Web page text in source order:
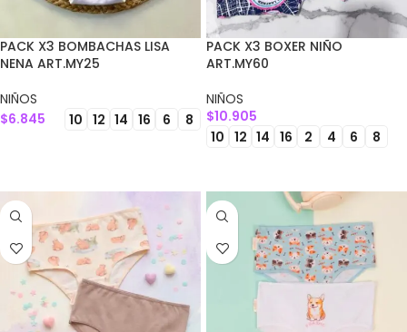
PACK X3 BOMBACHAS LISA
NENA ART.MY25
NIÑOS
$6.845 10 12 14 16 6 8
PACK X3 BOXER NIÑO
ART.MY60
NIÑOS
$10.905
10 12 14 16 2 4 6 8